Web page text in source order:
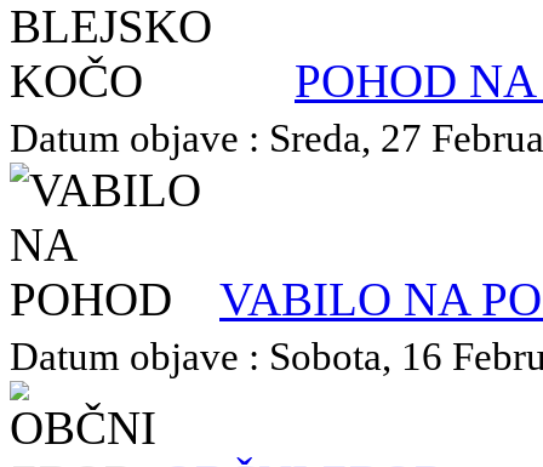
POHOD
Datum objave : Sreda, 27
VABILO NA
Datum objave : Sobota, 16